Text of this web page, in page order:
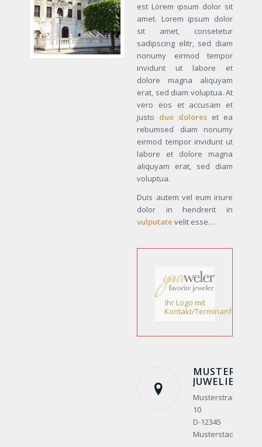
est Lorem ipsum dolor sit
amet. Lorem ipsum dolor
sit amet, consetetur
sadipscing elitr, sed diam
nonumy eirmod tempor
invidunt ut labore et
dolore magna aliquyam
erat, sed diam voluptua. At
vero eos et accusam et
justo duo dolores et ea
rebumsed diam nonumy
eirmod tempor invidunt ut
labore et dolore magna
aliquyam erat, sed diam
voluptua.
Duis autem vel eum iriure
dolor in hendrerit in
vulputate velit esse…
Ihr Logo mit
Kontakt/Terminanfrage!
MUSTER
JUWELIER
Musterstraße
10
D-12345
Musterstadt